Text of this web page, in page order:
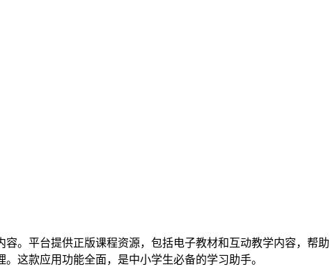
。平台提供正版课程资源，包括电子教材和互动教学内容，帮助
这款应用功能全面，是中小学生必备的学习助手。